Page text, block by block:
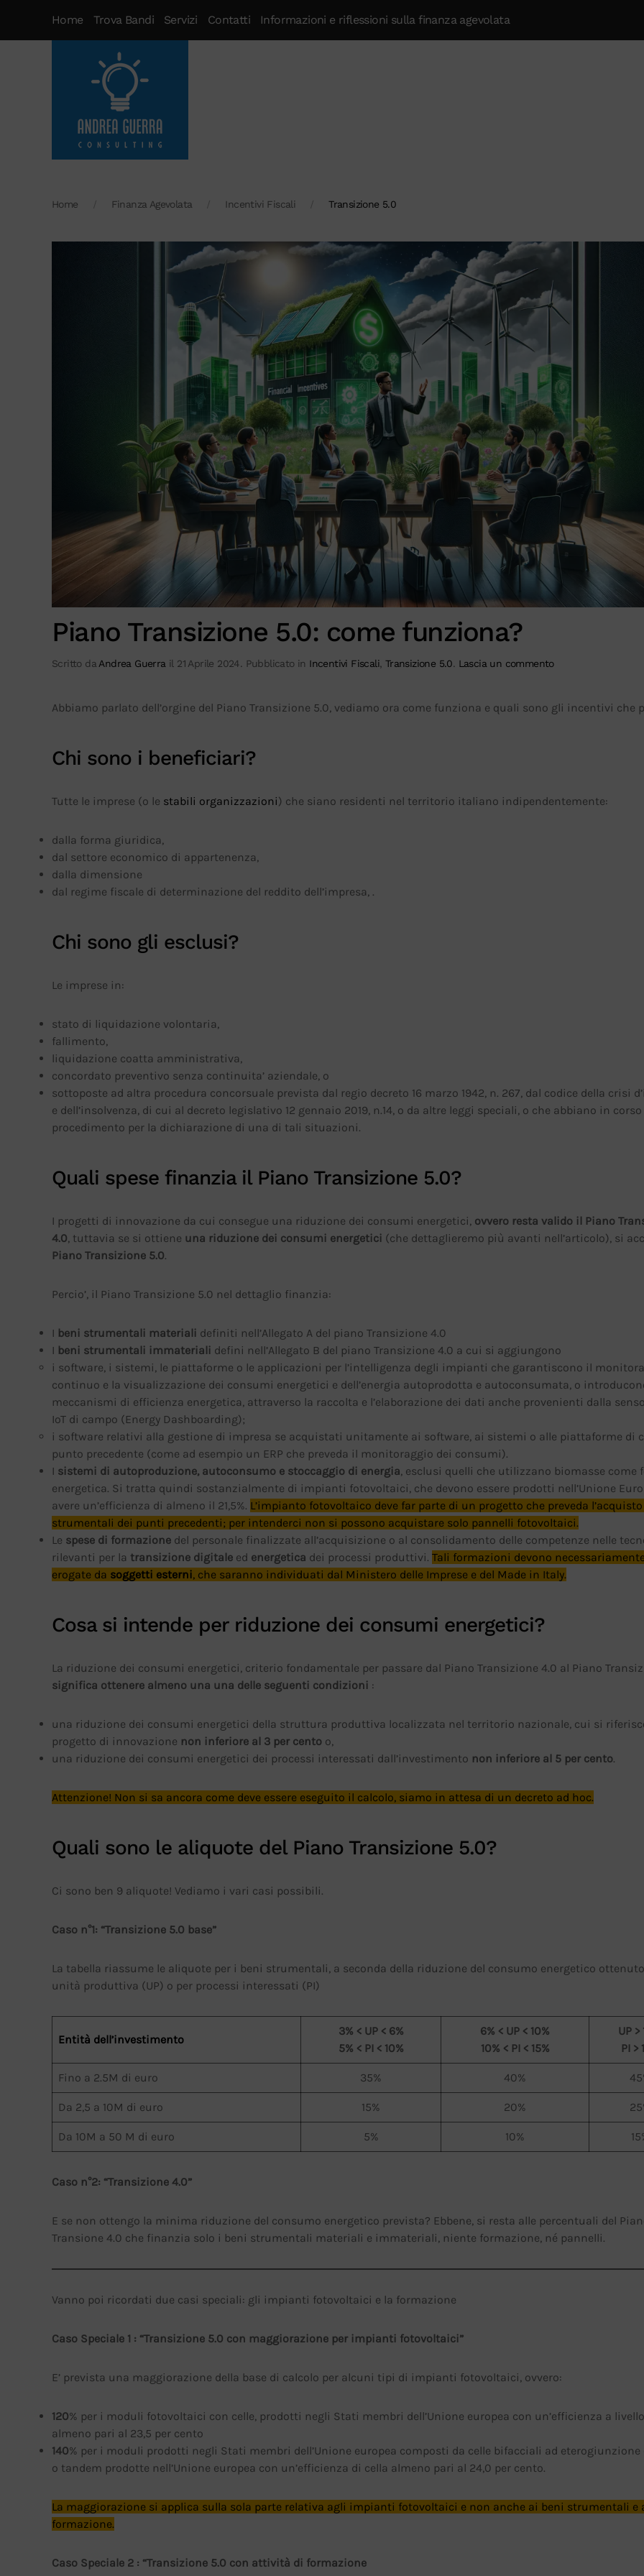
Home Trova Bandi Servizi Contatti Informazioni e riflessioni sulla finanza agevolata
Home Finanza Agevolata Incentivi Fiscali Transizione 5.0
Piano Transizione 5.0: come funziona?
Scritto da Andrea Guerra il 21 Aprile 2024. Pubblicato in Incentivi Fiscali Transizione 5.0. Lascia un commento
Abbiamo parlato dell’orgine del Piano Transizione 5.0, vediamo ora come funziona e quali sono gli incentivi che
Chi sono i beneficiari?
Tutte le imprese (o le stabili organizzazioni) che siano residenti nel territorio italiano indipendentemente:
dalla forma giuridica,
dal settore economico di appartenenza,
dalla dimensione
dal regime fiscale di determinazione del reddito dell’impresa, .
Chi sono gli esclusi?
Le imprese in:
stato di liquidazione volontaria,
fallimento,
liquidazione coatta amministrativa,
concordato preventivo senza continuita’ aziendale, o
sottoposte ad altra procedura concorsuale prevista dal regio decreto 16 marzo 1942, n. 267, dal codice della crisi
e dell’insolvenza, di cui al decreto legislativo 12 gennaio 2019, n.14, o da altre leggi speciali, o che abbiano in
procedimento per la dichiarazione di una di tali situazioni.
Quali spese finanzia il Piano Transizione 5.0?
I progetti di innovazione da cui consegue una riduzione dei consumi energetici, ovvero resta valido il Piano
4.0, tuttavia se si ottiene una riduzione dei consumi energetici (che dettaglieremo più avanti nell’articolo), si
Piano Transizione 5.0.
Percio’, il Piano Transizione 5.0 nel dettaglio finanzia:
I beni strumentali materiali definiti nell’Allegato A del piano Transizione 4.0
I beni strumentali immateriali defini nell’Allegato B del piano Transizione 4.0 a cui si aggiungono
i software, i sistemi, le piattaforme o le applicazioni per l’intelligenza degli impianti che garantiscono il
continuo e la visualizzazione dei consumi energetici e dell’energia autoprodotta e autoconsumata, o
meccanismi di efficienza energetica, attraverso la raccolta e l’elaborazione dei dati anche provenienti dalla
IoT di campo (Energy Dashboarding);
i software relativi alla gestione di impresa se acquistati unitamente ai software, ai sistemi o alle piattaforme di
punto precedente (come ad esempio un ERP che preveda il monitoraggio dei consumi).
I sistemi di autoproduzione, autoconsumo e stoccaggio di energia, esclusi quelli che utilizzano biomasse come
energetica. Si tratta quindi sostanzialmente di impianti fotovoltaici, che devono essere prodotti nell’Unione
avere un’efficienza di almeno il 21,5%. L’impianto fotovoltaico deve far parte di un progetto che preveda
strumentali dei punti precedenti; per intenderci non si possono acquistare solo pannelli fotovoltaici.
Le spese di formazione del personale finalizzate all’acquisizione o al consolidamento delle competenze nelle
rilevanti per la transizione digitale ed energetica dei processi produttivi. Tali formazioni devono
erogate da soggetti esterni, che saranno individuati dal Ministero delle Imprese e del Made in Italy.
Cosa si intende per riduzione dei consumi energetici?
La riduzione dei consumi energetici, criterio fondamentale per passare dal Piano Transizione 4.0 al Piano
significa ottenere almeno una una delle seguenti condizioni :
una riduzione dei consumi energetici della struttura produttiva localizzata nel territorio nazionale, cui si
progetto di innovazione non inferiore al 3 per cento o,
una riduzione dei consumi energetici dei processi interessati dall’investimento non inferiore al 5 per cento.
Attenzione! Non si sa ancora come deve essere eseguito il calcolo, siamo in attesa di un decreto ad hoc.
Quali sono le aliquote del Piano Transizione 5.0?
Ci sono ben 9 aliquote! Vediamo i vari casi possibili.
Caso n°1: “Transizione 5.0 base”
La tabella riassume le aliquote per i beni strumentali, a seconda della riduzione del consumo energetico
unità produttiva (UP) o per processi interessati (PI)
Entità dell’investimento
3% < UP < 6%
5% < PI < 10%
6% < UP < 10%
10% < PI < 15%
UP >
PI >
Fino a 2.5M di euro 35% 40%
Da 2,5 a 10M di euro 15% 20%
Da 10M a 50 M di euro 5% 10%
Caso n°2: “Transizione 4.0”
E se non ottengo la minima riduzione del consumo energetico prevista? Ebbene, si resta alle percentuali del
Transione 4.0 che finanzia solo i beni strumentali materiali e immateriali, niente formazione, né pannelli.
Vanno poi ricordati due casi speciali: gli impianti fotovoltaici e la formazione
Caso Speciale 1 : “Transizione 5.0 con maggiorazione per impianti fotovoltaici”
E’ prevista una maggiorazione della base di calcolo per alcuni tipi di impianti fotovoltaici, ovvero:
120% per i moduli fotovoltaici con celle, prodotti negli Stati membri dell’Unione europea con un’efficienza a
almeno pari al 23,5 per cento
140% per i moduli prodotti negli Stati membri dell’Unione europea composti da celle bifacciali ad
o tandem prodotte nell’Unione europea con un’efficienza di cella almeno pari al 24,0 per cento.
La maggiorazione si applica sulla sola parte relativa agli impianti fotovoltaici e non anche ai beni strumentali e
formazione.
Caso Speciale 2 : “Transizione 5.0 con attività di formazione